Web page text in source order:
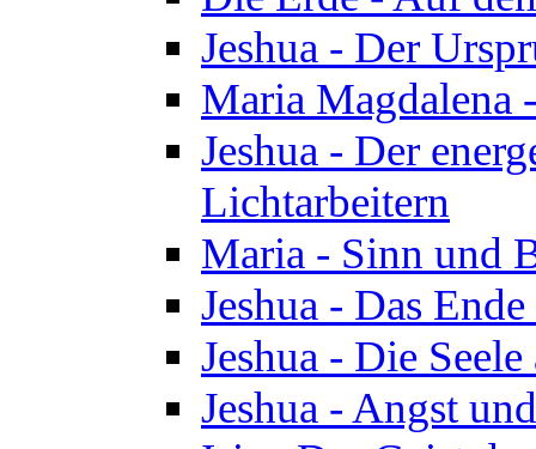
Jeshua - Der
Maria Magdalena
Jeshua - Der
Lichtarbeitern
Maria - Sinn und
Jeshua - Das
Jeshua - Die
Jeshua - Angst